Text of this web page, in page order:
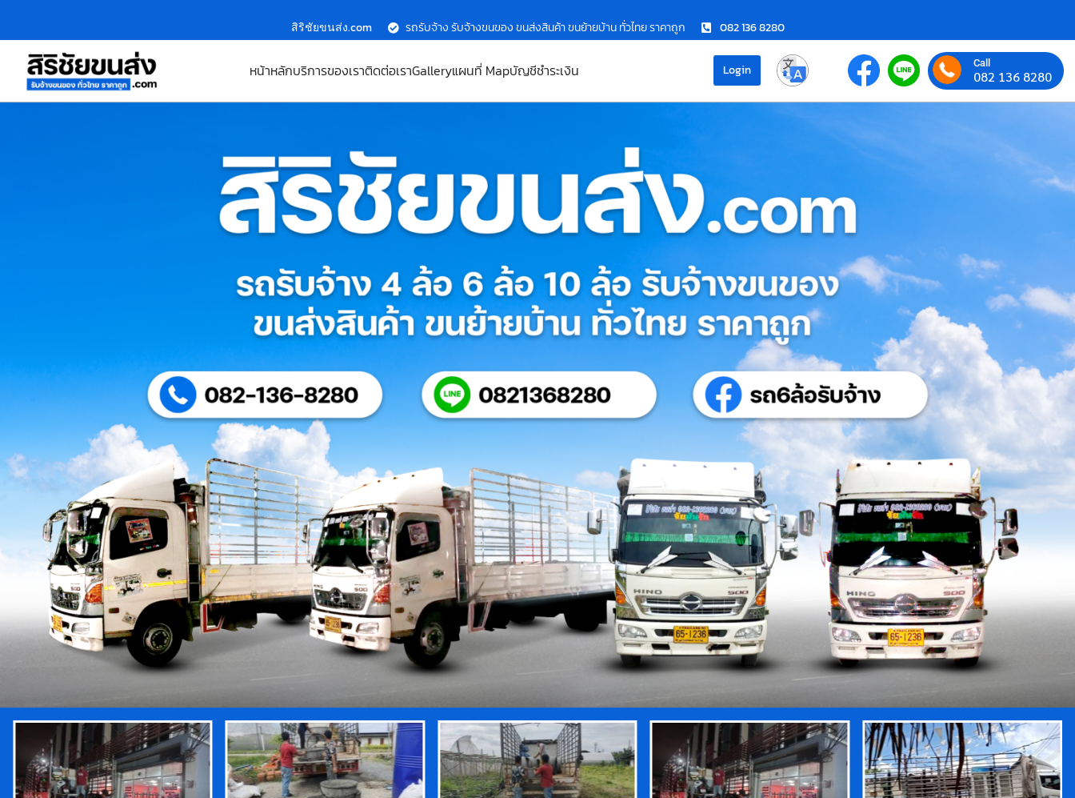
สิริชัยขนส่ง.com รถรับจ้าง รับจ้างขนของ ขนส่งสินค้า ขนย้ายบ้าน ทั่วไทย ราคาถูก 082 136 8280
หน้าหลักบริการของเราติดต่อเราGalleryแผนที่ Mapบัญชีชำระเงิน Login Call
082 136 8280